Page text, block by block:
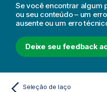
Se você encontrar algum
ou seu conteúdo – um
ausente ou um erro
Deixe seu feedback
Seleção de laço